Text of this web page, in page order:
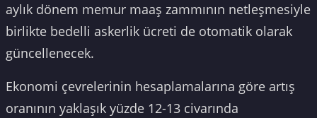
aylık dönem memur maaş zammının netleşmesiyle
birlikte bedelli askerlik ücreti de otomatik olarak
güncellenecek.
Ekonomi çevrelerinin hesaplamalarına göre artış
oranının yaklaşık yüzde 12-13 civarında